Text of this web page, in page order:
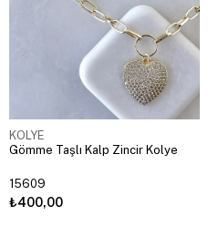
KOLYE
Gömme Taşlı Kalp Zincir Kolye
15609
₺400,00